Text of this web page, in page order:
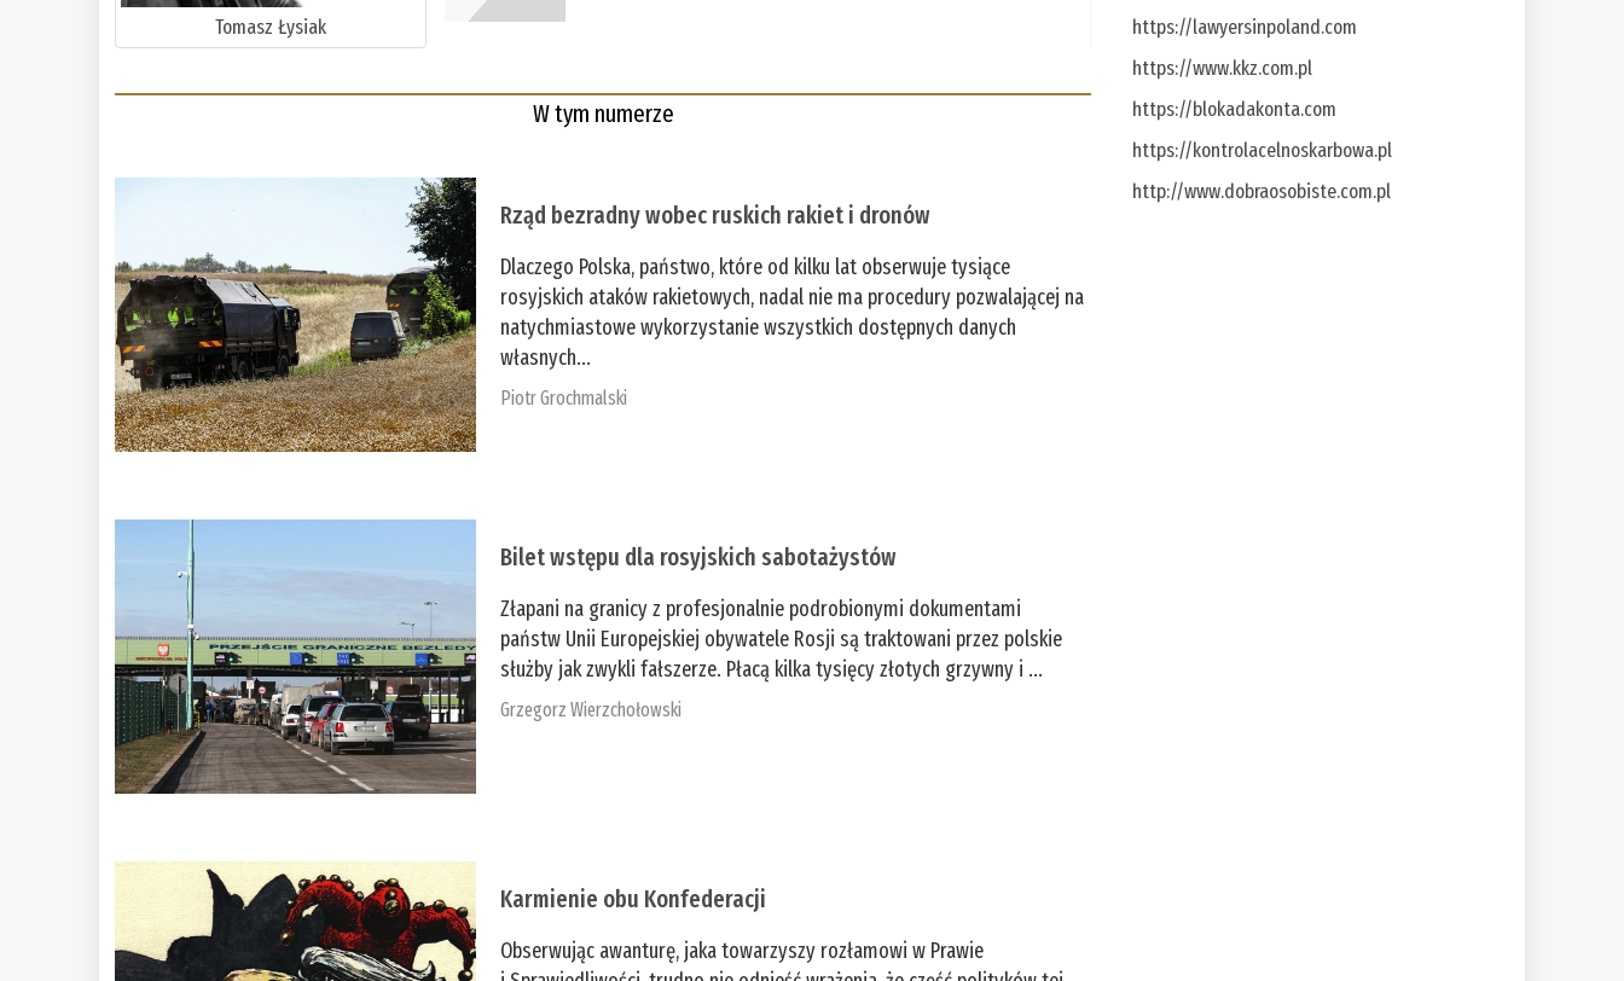
Tomasz Łysiak
W tym numerze
Rząd bezradny wobec ruskich rakiet i dronów
Dlaczego Polska, państwo, które od kilku lat obserwuje tysiące
rosyjskich ataków rakietowych, nadal nie ma procedury pozwalającej na
natychmiastowe wykorzystanie wszystkich dostępnych danych
własnych...
Piotr Grochmalski
Bilet wstępu dla rosyjskich sabotażystów
Złapani na granicy z profesjonalnie podrobionymi dokumentami
państw Unii Europejskiej obywatele Rosji są traktowani przez polskie
służby jak zwykli fałszerze. Płacą kilka tysięcy złotych grzywny i ...
Grzegorz Wierzchołowski
Karmienie obu Konfederacji
Obserwując awanturę, jaka towarzyszy rozłamowi w Prawie
https://lawyersinpoland.com
https://www.kkz.com.pl
https://blokadakonta.com
https://kontrolacelnoskarbowa.pl
http://www.dobraosobiste.com.pl